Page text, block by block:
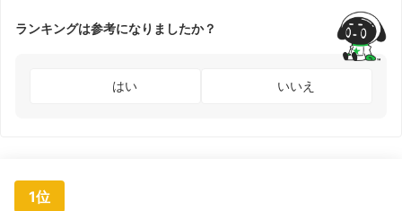
ランキングは参考になりましたか？
はい いいえ
1位